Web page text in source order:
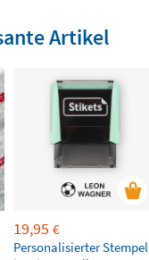
Artikel
19,95 €
Personalisierter Stempel